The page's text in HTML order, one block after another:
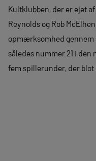
Kultklubben, der er ejet
Reynolds og Rob
opmærksomhed gennem
således nummer 21 i
fem spillerunder, der